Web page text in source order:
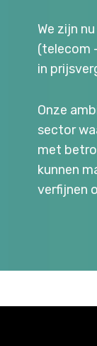
We zijn
(telecom
in
Onze
sector
met
kunnen
verfijnen